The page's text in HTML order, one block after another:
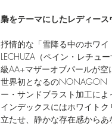
梟をテーマにしたレディース
抒情的な「雪降る中のホワイ
LECHUZA（ペイン・レチュ
級AA+マザーオブパールが空
世界初となるのNONAGON
ー・サンドブラスト加工によ
インデックスにはホワイト
立たせ、静かな存在感からあ